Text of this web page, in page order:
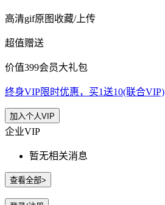
高清gif原图收藏/上传
超值赠送
价值399会员大礼包
终身VIP限时优惠，买1送10(联合VIP)
加入个人VIP
企业VIP
暂无相关消息
查看全部>